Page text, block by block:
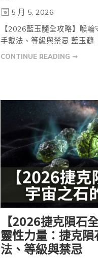
5 月 5, 2026
【2026藍玉髓全攻略】喉
手戴法、等級與禁忌 藍玉髓
CONTINUE READING ➞
【2026捷克隕石
靈性力量：捷克
法、等級與禁忌